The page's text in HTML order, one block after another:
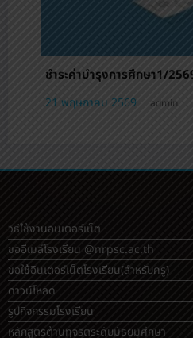
21 พฤษภาคม 2569
รูปกิจกรรมโรงเรียน
หลักสูตรต้านทุจริตระดับมัธยมศึกษา
หลักสูตรต้านทุจริตทุกระดับ
ปฏิทินกิจกรรม
รับสมัครคัดเลือกบุคคลเพื่อเป็นลูกจ้าง
Temporary Employee Positions)